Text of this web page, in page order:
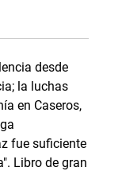
desde
la luchas
en Caseros,
fue suficiente
Libro de gran